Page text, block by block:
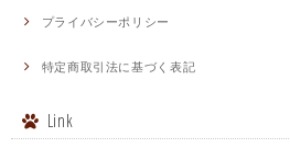
プライバシーポリシー
特定商取引法に基づく表記
Link